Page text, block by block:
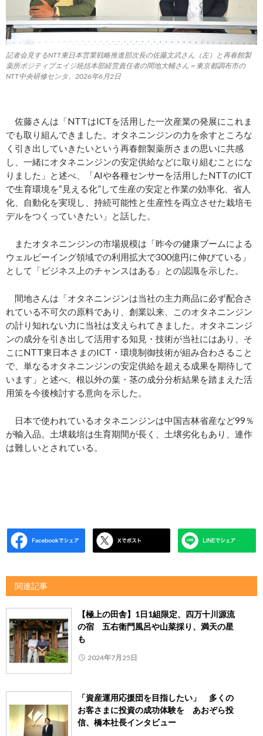
記者会見するNTT東日本営業戦略推進部次長の佐藤文武さん（左）と再春館製
薬所ポジティブエイジ統括本部経営責任者の間地大輔さん＝東京都調布市の
NTT中央研修センタ、2026年6月2日
佐藤さんは「NTTはICTを活用した一次産業の発展にこれま
でも取り組んできました。オタネニンジンの力を余すところな
く引き出していきたいという再春館製薬所さまの思いに共感
し、一緒にオタネニンジンの安定供給などに取り組むことにな
りました」と述べ、「AIや各種センサーを活用したNTTのICT
で生育環境を“見える化”して生産の安定と作業の効率化、省人
化、自動化を実現し、持続可能性と生産性を両立させた栽培モ
デルをつくっていきたい」と話した。
またオタネニンジンの市場規模は「昨今の健康ブームによる
ウェルビーイング領域での利用拡大で300億円に伸びている」
として「ビジネス上のチャンスはある」との認識を示した。
間地さんは「オタネニンジンは当社の主力商品に必ず配合さ
れている不可欠の原料であり、創業以来、このオタネニンジン
の計り知れない力に当社は支えられてきました。オタネニンジ
ンの成分を引き出して活用する知見・技術が当社にはあり、そ
こにNTT東日本さまのICT・環境制御技術が組み合わさること
で、単なるオタネニンジンの安定供給を超える成果を期待して
います」と述べ、根以外の葉・茎の成分分析結果を踏まえた活
用策を今後検討する意向を示した。
日本で使われているオタネニンジンは中国吉林省産など99％
が輸入品。土壌栽培は生育期間が長く、土壌劣化もあり、連作
は難しいとされている。
関連記事
【極上の田舎】1日1組限定、四万十川源流
の宿 五右衛門風呂や山菜採り、満天の星
も
2024年7月25日
「資産運用応援団を目指したい」 多くの
お客さまに投資の成功体験を あおぞら投
信、橋本社長インタビュー